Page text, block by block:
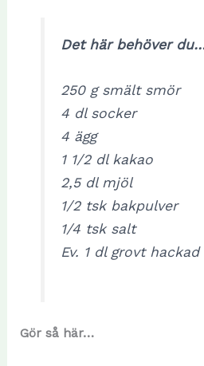
Det här behöver
250 g smält smör
4 dl socker
4 ägg
1 1/2 dl kakao
2,5 dl mjöl
1/2 tsk bakpulver
1/4 tsk salt
Ev. 1 dl grovt
Gör så här…